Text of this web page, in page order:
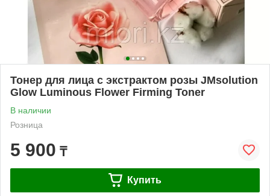
Тонер для лица с экстрактом розы JMsolution
Glow Luminous Flower Firming Toner
В наличии
Розница
5 900 ₸
Купить